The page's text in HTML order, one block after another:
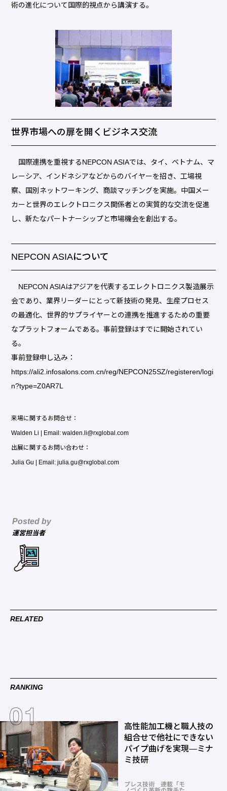
術の進化について国際的視点から講演する。
世界市場への扉を開くビジネス交流
国際連携を重視するNEPCON ASIAでは、タイ、ベトナム、マ
レーシア、インドネシアなどからのバイヤーを招き、工場視
察、国別ネットワーキング、商談マッチングを実施。中国メー
カーと世界のエレクトロニクス関係者との実質的な交流を促進
し、新たなパートナーシップと市場機会を創出する。
NEPCON ASIAについて
NEPCON ASIAはアジアを代表するエレクトロニクス製造展示
会であり、業界リーダーにとって新技術の発見、生産プロセス
の最適化、世界的サプライヤーとの連携を推進するための重要
なプラットフォームである。事前登録はすでに開始されてい
る。
事前登録申し込み：
https://ali2.infosalons.com.cn/reg/NEPCON25SZ/registeren/logi
n?type=Z0AR7L
来場に関するお問合せ：
Walden Li | Email: walden.li@rxglobal.com
出展に関するお問い合わせ：
Julia Gu | Email: julia.gu@rxglobal.com
Posted by
運営担当者
RELATED
RANKING
高性能加工機と職人技の
組合せで他社にできない
パイプ曲げを実現―ミナ
ミ技研
プレス技術 連載「モ